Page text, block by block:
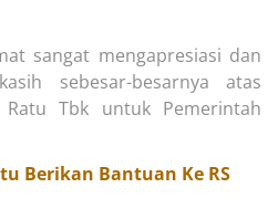
sangat mengapresiasi dan
sebesar-besarnya atas
Tbk untuk Pemerintah
Berikan Bantuan Ke RS